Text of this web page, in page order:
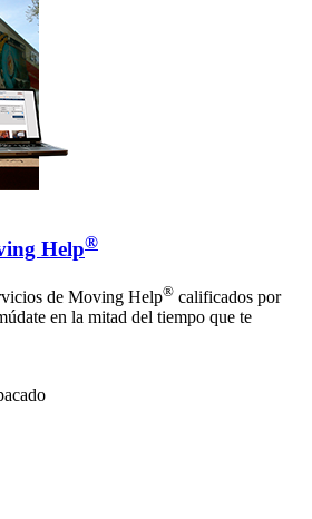
Help®
de Moving Help® calificados por
en la mitad del tiempo que te